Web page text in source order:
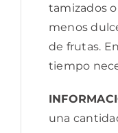
tamizados
menos
de frutas.
tiempo
una